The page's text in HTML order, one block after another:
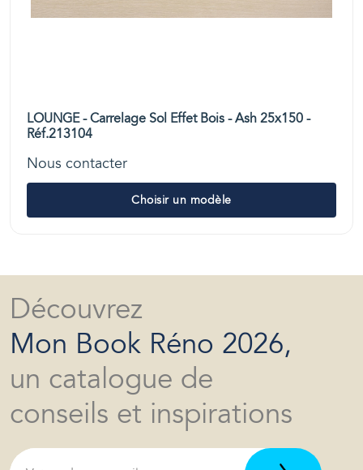
LOUNGE - Carrelage Sol Effet Bois - Ash 25x150 -
Réf.213104
Nous contacter
Choisir un modèle
Découvrez
Mon Book Réno 2026,
un catalogue de
conseils et inspirations